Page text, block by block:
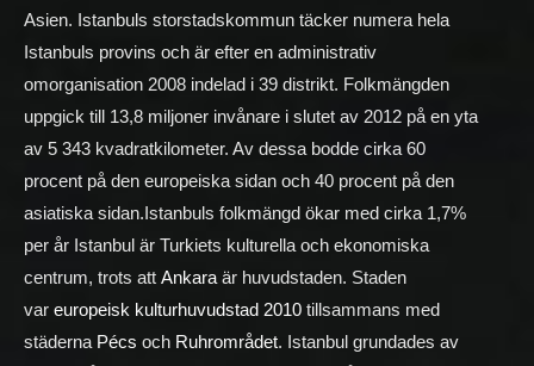
Asien. Istanbuls storstadskommun täcker numera hela
Istanbuls provins och är efter en administrativ
omorganisation 2008 indelad i 39 distrikt. Folkmängden
uppgick till 13,8 miljoner invånare i slutet av 2012 på en yta
av 5 343 kvadratkilometer. Av dessa bodde cirka 60
procent på den europeiska sidan och 40 procent på den
asiatiska sidan.Istanbuls folkmängd ökar med cirka 1,7%
per år Istanbul är Turkiets kulturella och ekonomiska
centrum, trots att Ankaraär huvudstaden. Staden
var europeisk kulturhuvudstad 2010 tillsammans med
städerna Pécs och Ruhrområdet. Istanbul grundades av